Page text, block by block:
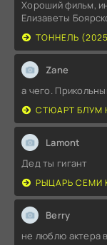
Хороший фильм,
Елизаветы
ТОННЕЛЬ
Zane
а чего.
СТЮАРТ БЛУМ
Lamont
Дед ты гигант
РЫЦАРЬ СЕМИ
Berry
не люблю актера